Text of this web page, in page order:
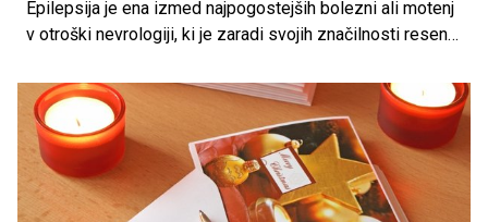
Epilepsija je ena izmed najpogostejših bolezni ali motenj
v otroški nevrologiji, ki je zaradi svojih značilnosti resen
in simptomi so zelo raznoliki.